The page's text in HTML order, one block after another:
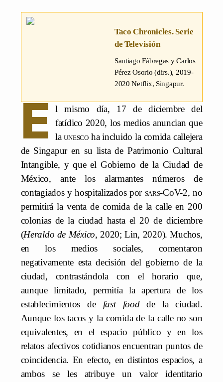
Taco Chronicles. Serie
de Televisión
Santiago Fábregas y Carlos
Pérez Osorio (dirs.), 2019-
2020 Netflix, Singapur.
E l mismo día, 17 de diciembre del
fatídico 2020, los medios anuncian que
launescoha incluido la comida callejera
de Singapur en su lista de Patrimonio Cultural
Intangible, y que el Gobierno de la Ciudad de
México, ante los alarmantes números de
contagiados y hospitalizados por sars-CoV-2, no
permitirá la venta de comida de la calle en 200
colonias de la ciudad hasta el 20 de diciembre
(Heraldo de México, 2020; Lin, 2020). Muchos,
en los medios sociales, comentaron
negativamente esta decisión del gobierno de la
ciudad, contrastándola con el horario que,
aunque limitado, permitía la apertura de los
establecimientos de fast foodde la ciudad.
Aunque los tacos y la comida de la calle no son
equivalentes, en el espacio público y en los
relatos afectivos cotidianos encuentran puntos de
coincidencia. En efecto, en distintos espacios, a
ambos se les atribuye un valor identitario